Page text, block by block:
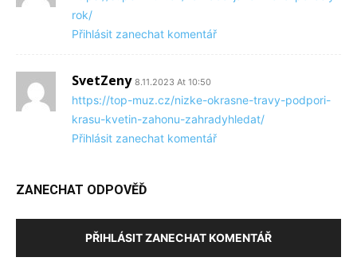
rok/
Přihlásit zanechat komentář
SvetZeny 8.11.2023 At 10:50
https://top-muz.cz/nizke-okrasne-travy-podpori-
krasu-kvetin-zahonu-zahradyhledat/
Přihlásit zanechat komentář
ZANECHAT ODPOVĚĎ
PŘIHLÁSIT ZANECHAT KOMENTÁŘ